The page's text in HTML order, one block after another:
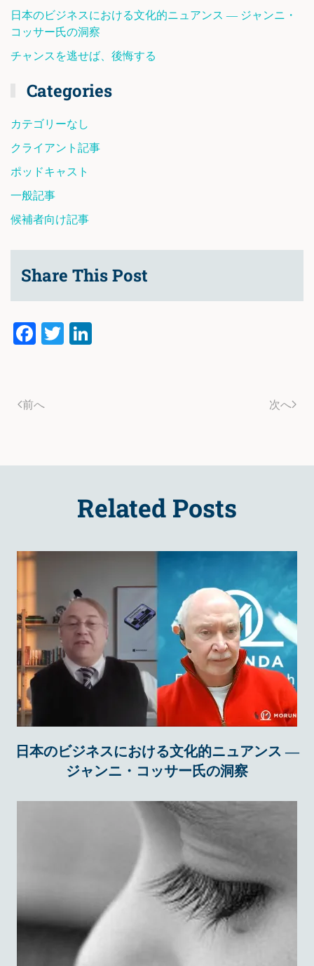
日本のビジネスにおける文化的ニュアンス ― ジャンニ・
コッサー氏の洞察
チャンスを逃せば、後悔する
Categories
カテゴリーなし
クライアント記事
ポッドキャスト
一般記事
候補者向け記事
Share This Post
Facebook
Twitter
前へ 次へ
Related Posts
日本のビジネスにおける文化的ニュアンス ―
ジャンニ・コッサー氏の洞察